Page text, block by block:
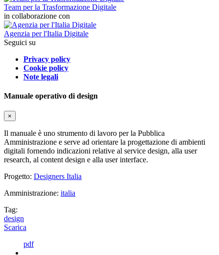
Team per la Trasformazione Digitale
in collaborazione con
Agenzia per l'Italia Digitale
Seguici su
Privacy policy
Cookie policy
Note legali
Manuale operativo di design
×
Il manuale è uno strumento di lavoro per la Pubblica
Amministrazione e serve ad orientare la progettazione di ambienti
digitali fornendo indicazioni relative al service design, alla user
research, al content design e alla user interface.
Progetto: Designers Italia
Amministrazione: italia
Tag:
design
Scarica
pdf